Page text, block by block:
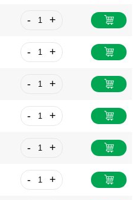
- +
- +
- +
- +
- +
- +